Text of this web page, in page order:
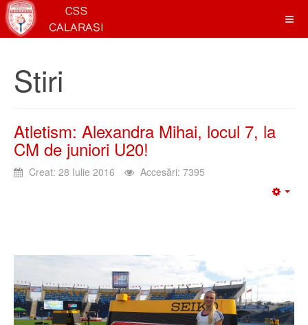
Stiri
Atletism: Alexandra Mihai, locul 7, la
CM de juniori U20!
Creat: 28 Iulie 2016 Accesări: 7395